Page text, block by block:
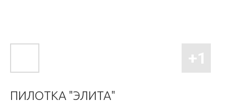
ПИЛОТКА "ЭЛИТА"